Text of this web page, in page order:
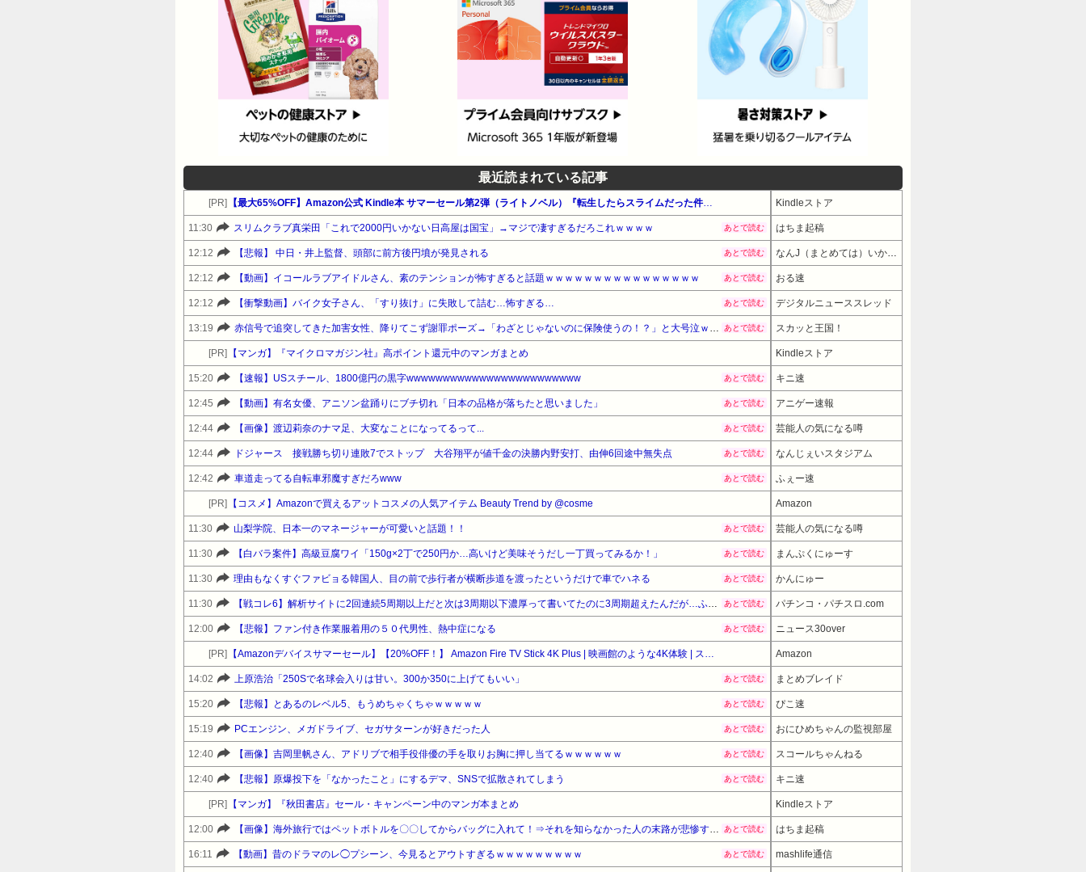
最近読まれている記事
[PR] 【最大65%OFF】Amazon公式 Kindle本 サマーセール第2弾（ライトノベル）『転生したらスライムだった件』他 Kindleストア
11:30 スリムクラブ真栄田「これで2000円いかない日高屋は国宝」→マジで凄すぎるだろこれｗｗｗｗ あとで読む はちま起稿
12:12 【悲報】 中日・井上監督、頭部に前方後円墳が発見される あとで読む なんJ（まとめては）いかんのか？
12:12 【動画】イコールラブアイドルさん、素のテンションが怖すぎると話題ｗｗｗｗｗｗｗｗｗｗｗｗｗｗｗｗ あとで読む おる速
12:12 【衝撃動画】バイク女子さん、「すり抜け」に失敗して詰む…怖すぎる… あとで読む デジタルニューススレッド
13:19 赤信号で追突してきた加害女性、降りてこず謝罪ポーズ→「わざとじゃないのに保険使うの！？」と大号泣ｗｗ被害者の私を悪者扱いし、旦那まで「妻を強く言わないで」と庇い出す地獄の事故現場 あとで読む スカッと王国！
[PR] 【マンガ】『マイクロマガジン社』高ポイント還元中のマンガまとめ Kindleストア
15:20 【速報】USスチール、1800億円の黒字wwwwwwwwwwwwwwwwwwwwwwww あとで読む キニ速
12:45 【動画】有名女優、アニソン盆踊りにブチ切れ「日本の品格が落ちたと思いました」 あとで読む アニゲー速報
12:44 【画像】渡辺莉奈のナマ足、大変なことになってるって... あとで読む 芸能人の気になる噂
12:44 ドジャース 接戦勝ち切り連敗7でストップ 大谷翔平が値千金の決勝内野安打、由伸6回途中無失点 あとで読む なんじぇいスタジアム
12:42 車道走ってる自転車邪魔すぎだろwww あとで読む ふぇー速
[PR] 【コスメ】Amazonで買えるアットコスメの人気アイテム Beauty Trend by @cosme Amazon
11:30 山梨学院、日本一のマネージャーが可愛いと話題！！ あとで読む 芸能人の気になる噂
11:30 【白バラ案件】高級豆腐ワイ「150g×2丁で250円か…高いけど美味そうだし一丁買ってみるか！」 あとで読む まんぷくにゅーす
11:30 理由もなくすぐファビョる韓国人、目の前で歩行者が横断歩道を渡ったというだけで車でハネる あとで読む かんにゅー
11:30 【戦コレ6】解析サイトに2回連続5周期以上だと次は3周期以下濃厚って書いてたのに3周期超えたんだが…ふざけんな！！！ あとで読む パチンコ・パチスロ.com
12:00 【悲報】ファン付き作業服着用の５０代男性、熱中症になる あとで読む ニュース30over
[PR] 【Amazonデバイスサマーセール】【20%OFF！】 Amazon Fire TV Stick 4K Plus | 映画館のような4K体験 | ストリーミングメディアプレイヤー Amazon
14:02 上原浩治「250Sで名球会入りは甘い。300か350に上げてもいい」 あとで読む まとめブレイド
15:20 【悲報】とあるのレベル5、もうめちゃくちゃｗｗｗｗｗ あとで読む ぴこ速
15:19 PCエンジン、メガドライブ、セガサターンが好きだった人 あとで読む おにひめちゃんの監視部屋
12:40 【画像】吉岡里帆さん、アドリブで相手役俳優の手を取りお胸に押し当てるｗｗｗｗｗｗ あとで読む スコールちゃんねる
12:40 【悲報】原爆投下を「なかったこと」にするデマ、SNSで拡散されてしまう あとで読む キニ速
[PR] 【マンガ】『秋田書店』セール・キャンペーン中のマンガ本まとめ Kindleストア
12:00 【画像】海外旅行ではペットボトルを〇〇してからバッグに入れて！⇒それを知らなかった人の末路が悲惨すぎるｗｗｗｗ あとで読む はちま起稿
16:11 【動画】昔のドラマのレ◯プシーン、今見るとアウトすぎるｗｗｗｗｗｗｗｗｗ あとで読む mashlife通信